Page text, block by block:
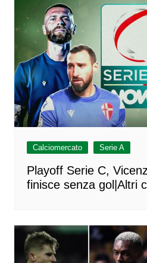
Calciomercato Serie A
Playoff Serie C,
finisce senza gol|Altri